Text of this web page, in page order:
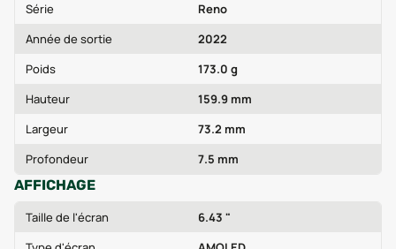
Série
Reno
Année de sortie
2022
Poids
173.0 g
Hauteur
159.9 mm
Largeur
73.2 mm
Profondeur
7.5 mm
AFFICHAGE
Taille de l'écran
6.43 "